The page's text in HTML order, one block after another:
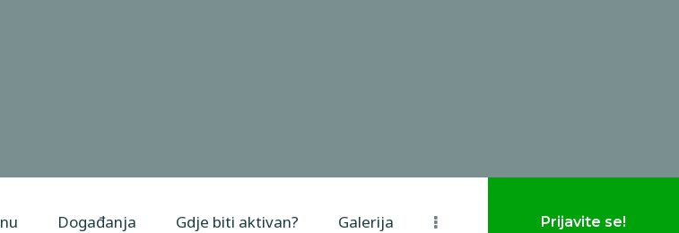
Događanja Gdje biti aktivan? Galerija Prijavite se!